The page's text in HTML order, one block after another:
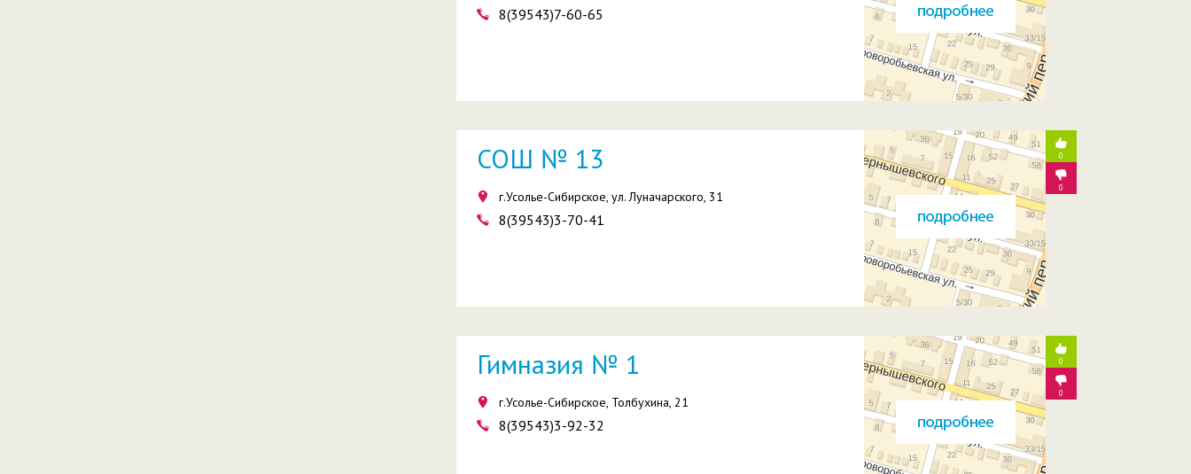
8(39543)7-60-65
СОШ № 13
г.Усолье-Сибирское, ул. Луначарского, 31
8(39543)3-70-41
0
0
Гимназия № 1
г.Усолье-Сибирское, Толбухина, 21
8(39543)3-92-32
0
0